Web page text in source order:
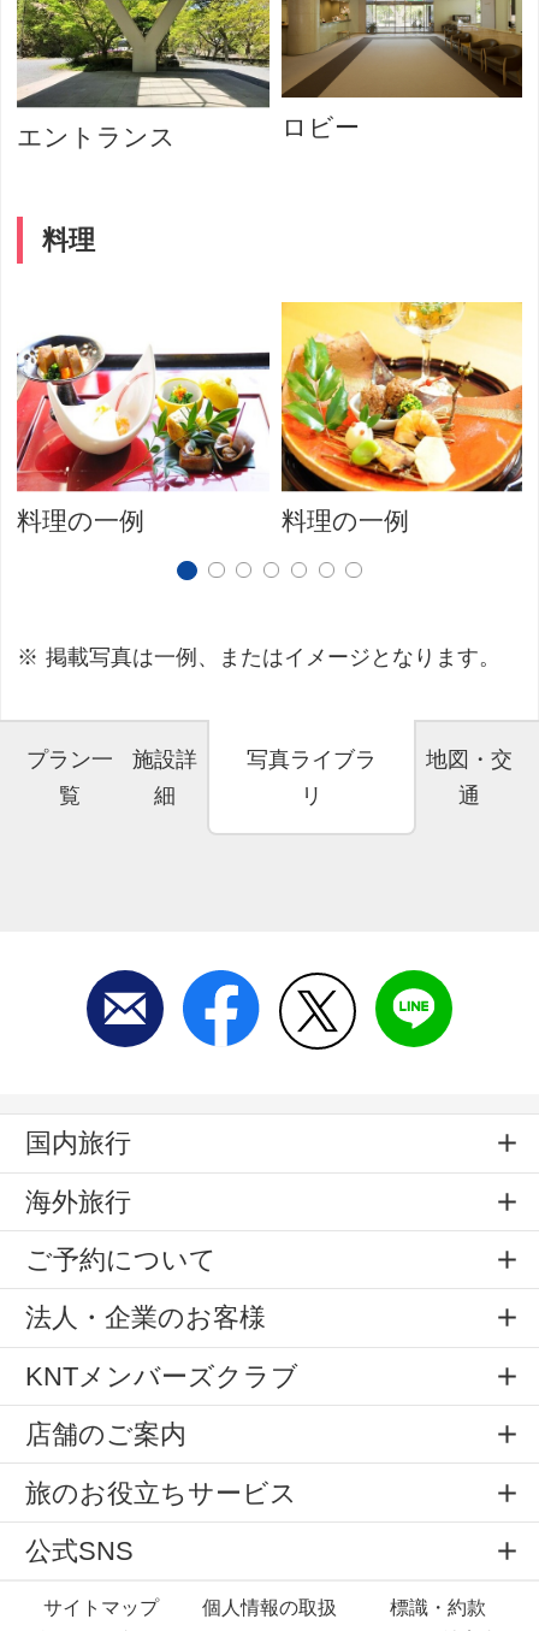
エントランス ロビー
料理
料理の一例 料理の一例
掲載写真は一例、またはイメージとなります。
プラン一
覧
施設詳
細
写真ライブラ
リ
地図・交
通
国内旅行
海外旅行
ご予約について
法人・企業のお客様
KNTメンバーズクラブ
店舗のご案内
旅のお役立ちサービス
公式SNS
サイトマップ 個人情報の取扱
標識・約款